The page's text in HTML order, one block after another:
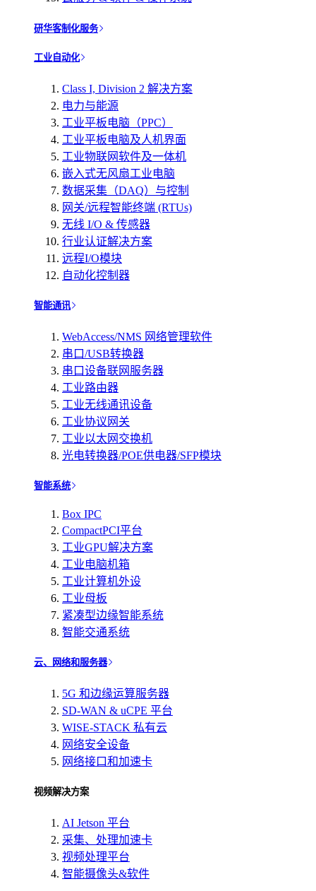
研华客制化服务
工业自动化
Class I, Division 2 解决方案
电力与能源
工业平板电脑（PPC）
工业平板电脑及人机界面
工业物联网软件及一体机
嵌入式无风扇工业电脑
数据采集（DAQ）与控制
网关/远程智能终端 (RTUs)
无线 I/O & 传感器
行业认证解决方案
远程I/O模块
自动化控制器
智能通讯
WebAccess/NMS 网络管理软件
串口/USB转换器
串口设备联网服务器
工业路由器
工业无线通讯设备
工业协议网关
工业以太网交换机
光电转换器/POE供电器/SFP模块
智能系统
Box IPC
CompactPCI平台
工业GPU解决方案
工业电脑机箱
工业计算机外设
工业母板
紧凑型边缘智能系统
智能交通系统
云、网络和服务器
5G 和边缘运算服务器
SD-WAN & uCPE 平台
WISE-STACK 私有云
网络安全设备
网络接口和加速卡
视频解决方案
AI Jetson 平台
采集、处理加速卡
视频处理平台
智能摄像头&软件